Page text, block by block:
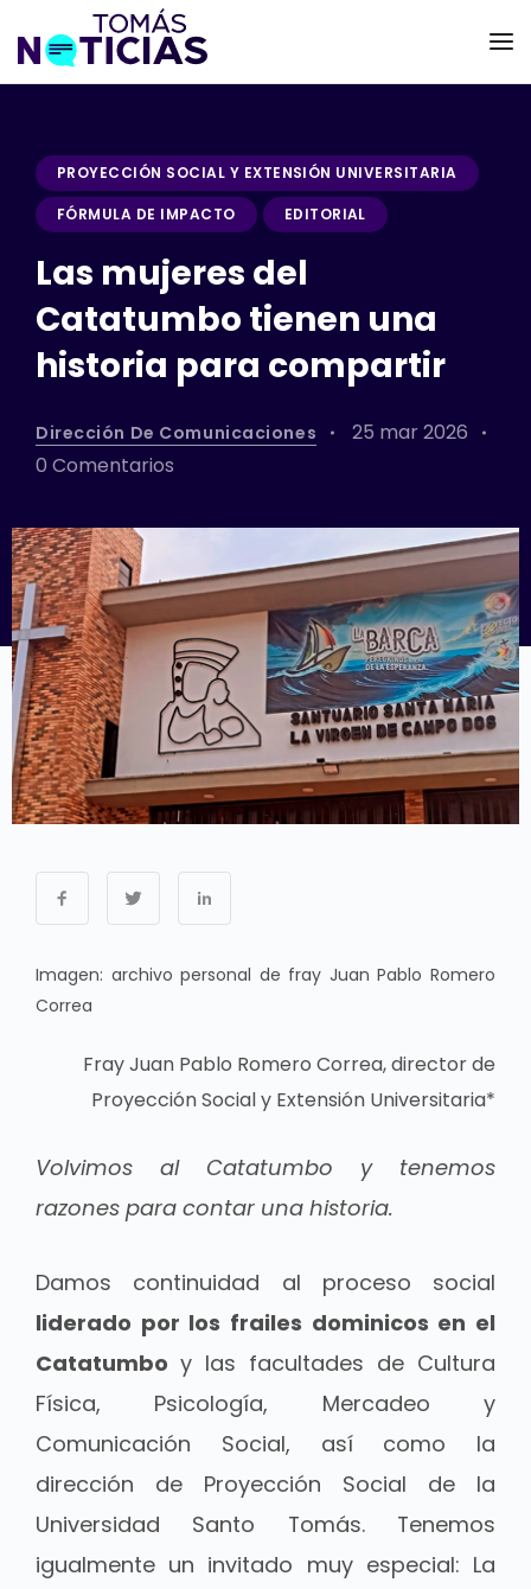
PROYECCIÓN SOCIAL Y EXTENSIÓN UNIVERSITARIA
FÓRMULA DE IMPACTO EDITORIAL
Las mujeres del
Catatumbo tienen una
historia para compartir
Dirección De Comunicaciones
25 mar 2026
0 Comentarios
Imagen: archivo personal de fray Juan Pablo Romero
Correa
Fray Juan Pablo Romero Correa, director de
Proyección Social y Extensión Universitaria*
Volvimos al Catatumbo y tenemos
razones para contar una historia.
Damos continuidad al proceso social
liderado por los frailes dominicos en el
Catatumbo y las facultades de Cultura
Física, Psicología, Mercadeo y
Comunicación Social, así como la
dirección de Proyección Social de la
Universidad Santo Tomás. Tenemos
igualmente un invitado muy especial: La